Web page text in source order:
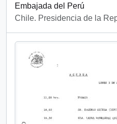
Embajada del Perú
Chile. Presidencia de la